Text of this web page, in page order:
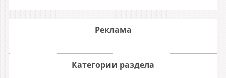
Реклама
Категории раздела